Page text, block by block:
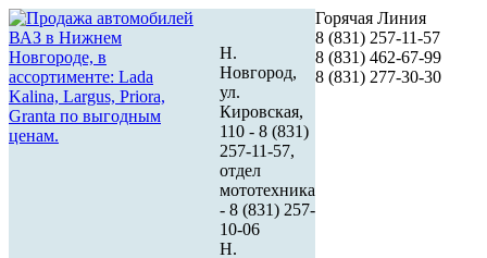
Н.
Новгород,
ул.
Кировская,
110 - 8 (831)
257-11-57,
отдел
мототехника
- 8 (831) 257-
10-06
Н.
Горячая Линия
8 (831) 257-11-57
8 (831) 462-67-99
8 (831) 277-30-30